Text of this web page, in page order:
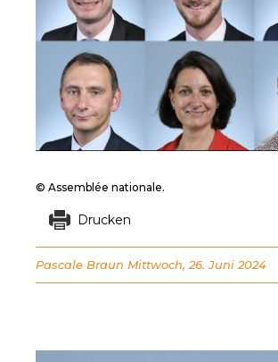
© Assemblée nationale.
Drucken
Pascale Braun Mittwoch, 26. Juni 2024